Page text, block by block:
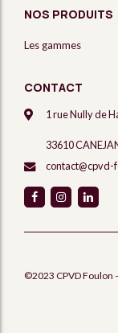
NOS PRODUITS
Les gammes
CONTACT
1 rue Nully de
33610
contact@cpvd-
©2023 CPVD Foulon